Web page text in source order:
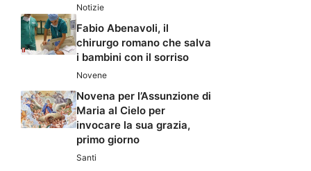
Notizie
Fabio Abenavoli, il
chirurgo romano che salva
i bambini con il sorriso
Novene
Novena per l’Assunzione di
Maria al Cielo per
invocare la sua grazia,
primo giorno
Santi